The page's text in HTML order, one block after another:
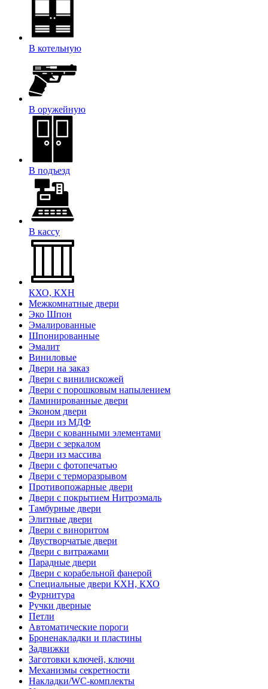
В котельную
В оружейную
В подъезд
В кассу
КХО, КХН
Межкомнатные двери
Эко Шпон
Эмалированные
Шпонированные
Эмалит
Виниловые
Двери на заказ
Двери с винилискожей
Двери с порошковым напылением
Ламинированные двери
Эконом двери
Двери из МДФ
Двери с кованными элементами
Двери с зеркалом
Двери из массива
Двери с фотопечатью
Двери с терморазрывом
Противопожарные двери
Двери с покрытием Нитроэмаль
Тамбурные двери
Элитные двери
Двери с виноритом
Двустворчатые двери
Двери с витражами
Парадные двери
Двери с корабельной фанерой
Специальные двери КХН, КХО
Фурнитура
Ручки дверные
Петли
Автоматические пороги
Броненакладки и пластины
Задвижки
Заготовки ключей, ключи
Механизмы секретности
Накладки/WC-комплекты